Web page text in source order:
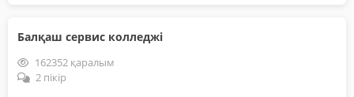
Балқаш сервис колледжі
162352 қаралым
2 пікір